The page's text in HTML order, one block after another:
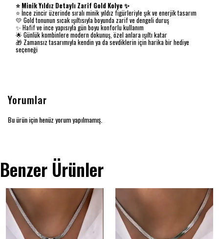
⭐ Minik Yıldız Detaylı Zarif Gold Kolye ✨
⭐ İnce zincir üzerinde sıralı minik yıldız figürleriyle şık ve enerjik tasarım
💛 Gold tonunun sıcak ışıltısıyla boyunda zarif ve dengeli duruş
✨ Hafif ve ince yapısıyla gün boyu konforlu kullanım
🌟 Günlük kombinlere modern dokunuş, özel anlara ışıltı katar
🎁 Zamansız tasarımıyla kendin ya da sevdiklerin için harika bir hediye
seçeneği
Yorumlar
Bu ürün için henüz yorum yapılmamış.
Benzer Ürünler